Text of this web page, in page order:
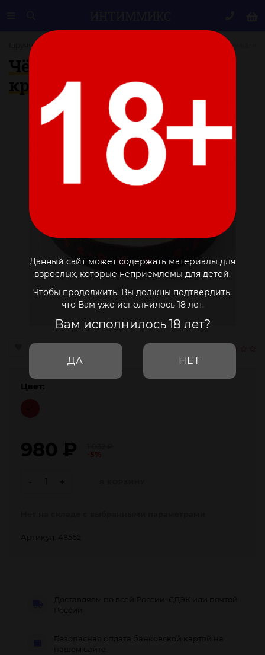
Данный сайт может содержать материалы для
взрослых, которые неприемлемы для детей.
Чтобы продолжить, Вы должны подтвердить,
что Вам уже исполнилось 18 лет.
Вам исполнилось 18 лет?
ДА НЕТ
Наручники, ошейники Чёрный ошейник с красными сердечками
Чёрный ошейник с
красными сердечками
Цвет:
980 ₽
Артикул: 48562
Доставляем по всей России: СДЭК или почтой
Безопасная оплата банковской картой на
нашем сайте.